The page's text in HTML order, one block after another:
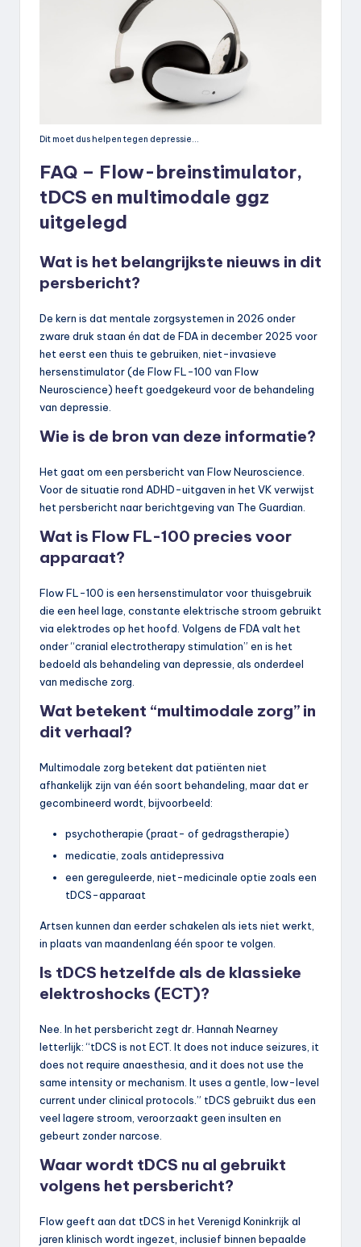
Dit moet dus helpen tegen depressie…
FAQ – Flow-breinstimulator,
tDCS en multimodale ggz
uitgelegd
Wat is het belangrijkste nieuws in dit
persbericht?
De kern is dat mentale zorgsystemen in 2026 onder
zware druk staan én dat de FDA in december 2025 voor
het eerst een thuis te gebruiken, niet-invasieve
hersenstimulator (de Flow FL-100 van Flow
Neuroscience) heeft goedgekeurd voor de behandeling
van depressie.
Wie is de bron van deze informatie?
Het gaat om een persbericht van Flow Neuroscience.
Voor de situatie rond ADHD-uitgaven in het VK verwijst
het persbericht naar berichtgeving van The Guardian.
Wat is Flow FL-100 precies voor
apparaat?
Flow FL-100 is een hersenstimulator voor thuisgebruik
die een heel lage, constante elektrische stroom gebruikt
via elektrodes op het hoofd. Volgens de FDA valt het
onder “cranial electrotherapy stimulation” en is het
bedoeld als behandeling van depressie, als onderdeel
van medische zorg.
Wat betekent “multimodale zorg” in
dit verhaal?
Multimodale zorg betekent dat patiënten niet
afhankelijk zijn van één soort behandeling, maar dat er
gecombineerd wordt, bijvoorbeeld:
psychotherapie (praat- of gedragstherapie)
medicatie, zoals antidepressiva
een gereguleerde, niet-medicinale optie zoals een
tDCS-apparaat
Artsen kunnen dan eerder schakelen als iets niet werkt,
in plaats van maandenlang één spoor te volgen.
Is tDCS hetzelfde als de klassieke
elektroshocks (ECT)?
Nee. In het persbericht zegt dr. Hannah Nearney
letterlijk: “tDCS is not ECT. It does not induce seizures, it
does not require anaesthesia, and it does not use the
same intensity or mechanism. It uses a gentle, low-level
current under clinical protocols.” tDCS gebruikt dus een
veel lagere stroom, veroorzaakt geen insulten en
gebeurt zonder narcose.
Waar wordt tDCS nu al gebruikt
volgens het persbericht?
Flow geeft aan dat tDCS in het Verenigd Koninkrijk al
jaren klinisch wordt ingezet, inclusief binnen bepaalde